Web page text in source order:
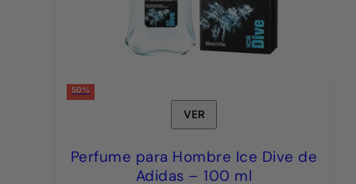
50%
VER
Perfume para Hombre Ice Dive de
Adidas – 100 ml